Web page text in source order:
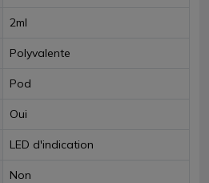
2ml
Polyvalente
Pod
Oui
LED d'indication
Non